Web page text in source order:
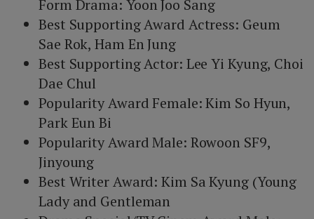
Form Drama: Yoon Joo Sang
Best Supporting Award Actress: Geum
Sae Rok, Ham En Jung
Best Supporting Actor: Lee Yi Kyung, Choi
Dae Chul
Popularity Award Female: Kim So Hyun,
Park Eun Bi
Popularity Award Male: Rowoon SF9,
Jinyoung
Best Writer Award: Kim Sa Kyung (Young
Lady and Gentleman